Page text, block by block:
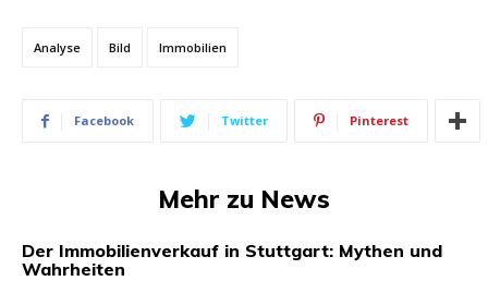
Analyse Bild Immobilien
Facebook Twitter Pinterest
Mehr zu News
Der Immobilienverkauf in Stuttgart: Mythen und
Wahrheiten